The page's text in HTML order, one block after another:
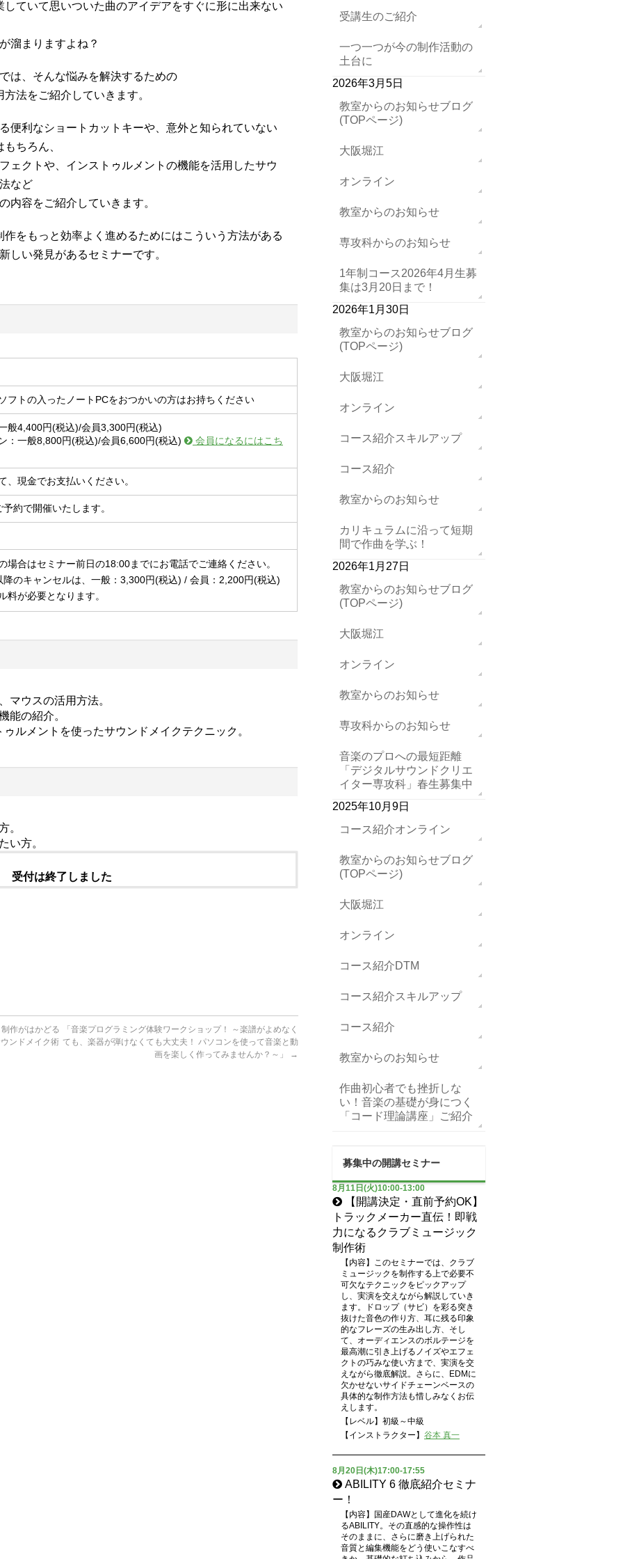
していて思いついた曲のアイデアをすぐに形に出来ない
溜まりますよね？
は、そんな悩みを解決するための
法をご紹介していきます。
便利なショートカットキーや、意外と知られていない
ちろん、
ェクトや、インストゥルメントの機能を活用したサウ
など
内容をご紹介していきます。
作をもっと効率よく進めるためにはこういう方法がある
しい発見があるセミナーです。
フトの入ったノートPCをおつかいの方はお持ちください
般4,400円(税込)/会員3,300円(税込)
：一般8,800円(税込)/会員6,600円(税込)
会員になるにはこち
、現金でお支払いください。
約で開催いたします。
場合はセミナー前日の18:00までにお電話でご連絡ください。
降のキャンセルは、一般：3,300円(税込) / 会員：2,200円(税込)
料が必要となります。
ウスの活用方法。
能の紹介。
ルメントを使ったサウンドメイクテクニック。
。
い方。
受付は終了しました
作がはかどる
ンドメイク術
「音楽プログラミング体験ワークショップ！ ～楽譜がよめなく
ても、楽器が弾けなくても大丈夫！ パソコンを使って音楽と動
画を楽しく作ってみませんか？～」
→
受講生のご紹介
一つ一つが今の制作活動の
土台に
2026年3月5日
教室からのお知らせブログ
(TOPページ)
大阪堀江
オンライン
教室からのお知らせ
専攻科からのお知らせ
1年制コース2026年4月生募
集は3月20日まで！
2026年1月30日
教室からのお知らせブログ
(TOPページ)
大阪堀江
オンライン
コース紹介スキルアップ
コース紹介
教室からのお知らせ
カリキュラムに沿って短期
間で作曲を学ぶ！
2026年1月27日
教室からのお知らせブログ
(TOPページ)
大阪堀江
オンライン
教室からのお知らせ
専攻科からのお知らせ
音楽のプロへの最短距離
「デジタルサウンドクリエ
イター専攻科」春生募集中
2025年10月9日
コース紹介オンライン
教室からのお知らせブログ
(TOPページ)
大阪堀江
オンライン
コース紹介DTM
コース紹介スキルアップ
コース紹介
教室からのお知らせ
作曲初心者でも挫折しな
い！音楽の基礎が身につく
「コード理論講座」ご紹介
募集中の開講セミナー
8月11日(火)10:00-13:00
【開講決定・直前予約OK】
トラックメーカー直伝！即戦
力になるクラブミュージック
制作術
【内容】このセミナーでは、クラブ
ミュージックを制作する上で必要不
可欠なテクニックをピックアップ
し、実演を交えながら解説していき
ます。ドロップ（サビ）を彩る突き
抜けた音色の作り方、耳に残る印象
的なフレーズの生み出し方、そし
て、オーディエンスのボルテージを
最高潮に引き上げるノイズやエフェ
クトの巧みな使い方まで、実演を交
えながら徹底解説。さらに、EDMに
欠かせないサイドチェーンベースの
具体的な制作方法も惜しみなくお伝
えします。
【レベル】初級～中級
【インストラクター】 谷本 真一
8月20日(木)17:00-17:55
ABILITY 6 徹底紹介セミナ
ー！
【内容】国産DAWとして進化を続け
るABILITY。その直感的な操作性は
そのままに、さらに磨き上げられた
音質と編集機能をどう使いこなすべ